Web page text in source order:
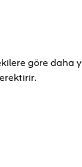
göre daha